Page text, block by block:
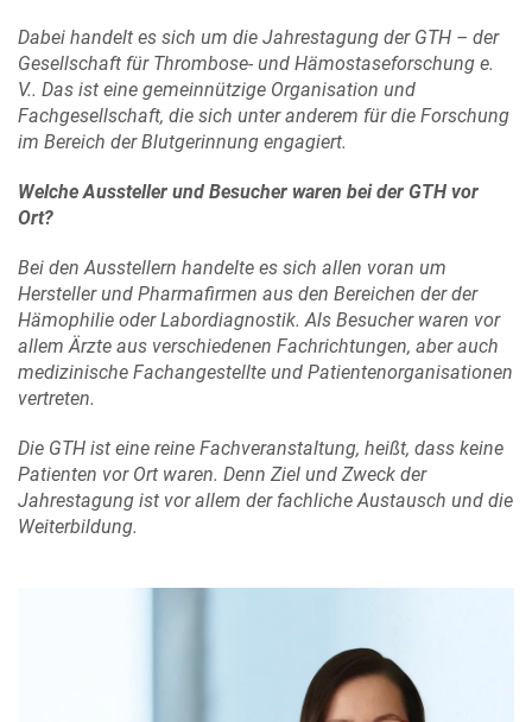
Dabei handelt es sich um die Jahrestagung der GTH – der
Gesellschaft für Thrombose- und Hämostaseforschung e.
V.. Das ist eine gemeinnützige Organisation und
Fachgesellschaft, die sich unter anderem für die Forschung
im Bereich der Blutgerinnung engagiert.
Welche Aussteller und Besucher waren bei der GTH vor
Ort?
Bei den Ausstellern handelte es sich allen voran um
Hersteller und Pharmafirmen aus den Bereichen der der
Hämophilie oder Labordiagnostik. Als Besucher waren vor
allem Ärzte aus verschiedenen Fachrichtungen, aber auch
medizinische Fachangestellte und Patientenorganisationen
vertreten.
Die GTH ist eine reine Fachveranstaltung, heißt, dass keine
Patienten vor Ort waren. Denn Ziel und Zweck der
Jahrestagung ist vor allem der fachliche Austausch und die
Weiterbildung.